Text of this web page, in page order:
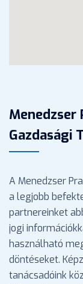
Menedzser
Gazdasági
A Menedzser
a legjobb
partnereinket
jogi
használható
döntéseket.
tanácsadóink